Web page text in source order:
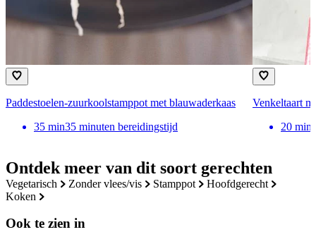
Ontdek meer van dit soort gerechten
vegetarisch zonder vlees/vis stamppot
hoofdgerecht
koken
Ook te zien in
Paddestoelen-zuurkoolstamppot met blauwaderkaas
35 min35 minuten bereidingstijd
Venkeltaart
20 min